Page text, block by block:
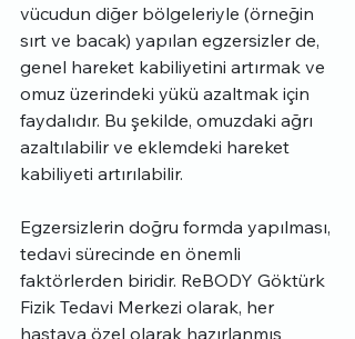
vücudun diğer bölgeleriyle (örneğin
sırt ve bacak) yapılan egzersizler de,
genel hareket kabiliyetini artırmak ve
omuz üzerindeki yükü azaltmak için
faydalıdır. Bu şekilde, omuzdaki ağrı
azaltılabilir ve eklemdeki hareket
kabiliyeti artırılabilir.
Egzersizlerin doğru formda yapılması,
tedavi sürecinde en önemli
faktörlerden biridir. ReBODY Göktürk
Fizik Tedavi Merkezi olarak, her
hastaya özel olarak hazırlanmış